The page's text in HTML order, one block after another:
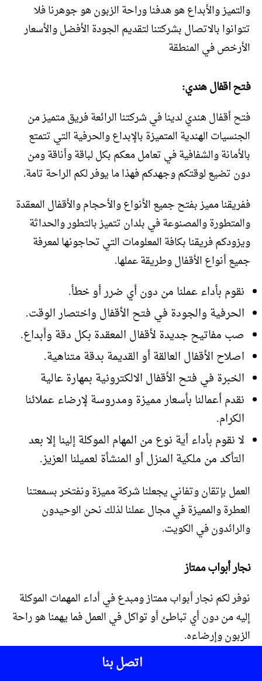
والتميز والأبداع هو هدفنا وراحة الزبون هو جوهرنا فلا
تتوانوا بالاتصال بشركتنا لتقديم الجودة الأفضل والأسعار
الأرخص في المنطقة
فتح اقفال هندي:
فتح أقفال هندي لدينا في شركتنا الرائعة فريق متميز من
الجنسيات الهندية المتميزة بالإبداع والحرفية التي تتمتع
بالأمانة والشفافية في تعامل معكم بكل لباقة وأناقة ومن
دون تضيع لوقتكم وجهدكم فهذا ما يوفر لكم الراحة تامة.
ففريقنا مميز بفتح جميع الأنواع والأحجام والأقفال المعقدة
والمتطورة والمصنوعة في بلدان تتميز بالتطور والحداثة
ويزودكم فريقنا بكافة المعلومات التي تحاجونها لمعرفة
جميع أنواع الأقفال وطريقة عملها.
نقوم بأداء عملنا من دون أي ضرر أو خطأ.
الحرفية والجودة في فتح الأقفال واختصار الوقت.
صب مفاتيح جديدة لأقفال المعقدة بكل دقة وأبداع.
اصلاح الأقفال العالقة أو القديمة بدقة متناهية.
الخبرة في فتح الأقفال الالكترونية بمهارة عالية
نقدم أعمالنا بأسعار مميزة ومدروسة لإرضاء عملائنا
الكرام.
لا نقوم بأداء أية نوع من المهام الموكلة إلينا إلا بعد
التأكد من ملكية المنزل أو المنشأة لعميلنا العزيز.
العمل بإتقان وتفاني يجعلنا شركة مميزة ونفتخر بسمعتنا
العطرة والمميزة في مجال عملنا لذلك نحن الوحيدون
والرائدون في الكويت.
نجار أبواب ممتاز
نوفر لكم نجار أبواب ممتاز ومبدع في أداء المهمات الموكلة
إليه من دون أي تباطئ أو تواكل في العمل فما يهمنا هو راحة
الزبون وإرضاءه.
كادرنا متخصص ومبدع بأداء واجباته ونقدم لكم خدماتنا
اتصل بنا